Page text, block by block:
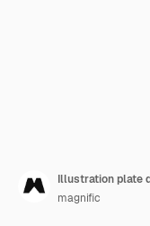
Illustration plate
magnific